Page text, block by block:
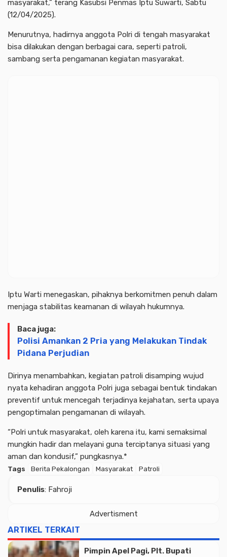
masyarakat,” terang Kasubsi Penmas Iptu Suwarti, Sabtu
(12/04/2025).
Menurutnya, hadirnya anggota Polri di tengah masyarakat
bisa dilakukan dengan berbagai cara, seperti patroli,
sambang serta pengamanan kegiatan masyarakat.
Iptu Warti menegaskan, pihaknya berkomitmen penuh dalam
menjaga stabilitas keamanan di wilayah hukumnya.
Baca juga:
Polisi Amankan 2 Pria yang Melakukan Tindak
Pidana Perjudian
Dirinya menambahkan, kegiatan patroli disamping wujud
nyata kehadiran anggota Polri juga sebagai bentuk tindakan
preventif untuk mencegah terjadinya kejahatan, serta upaya
pengoptimalan pengamanan di wilayah.
“Polri untuk masyarakat, oleh karena itu, kami semaksimal
mungkin hadir dan melayani guna terciptanya situasi yang
aman dan kondusif,” pungkasnya.*
Tags Berita Pekalongan Masyarakat Patroli
Penulis: Fahroji
Advertisment
ARTIKEL TERKAIT
Pimpin Apel Pagi, Plt. Bupati